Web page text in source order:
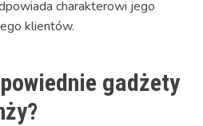
charakterowi jego
klientów.
gadżety